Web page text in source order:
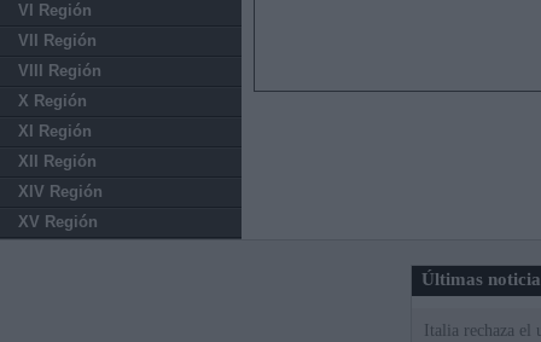
VI Región
VII Región
VIII Región
X Región
XI Región
XII Región
XIV Región
XV Región
Últimas
Italia rechaza